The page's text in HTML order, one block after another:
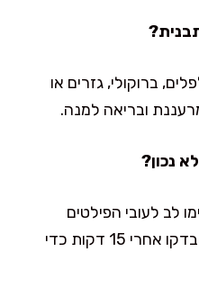
ברוקולי, גזרים או
ובריאה למנה.
נכון?
לב לעובי הפילטים
ולהקפדה על זמן בישול נכון. תבדקו אחרי 15 דקות כדי